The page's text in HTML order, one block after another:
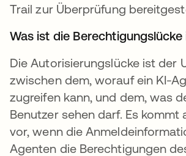
Trail zur Überprüfung
Was ist die Berechtigungslücke
Die Autorisierungslücke ist der
zwischen dem, worauf ein KI-
zugreifen kann, und dem, was
Benutzer sehen darf. Es kommt
vor, wenn die
Agenten die Berechtigungen